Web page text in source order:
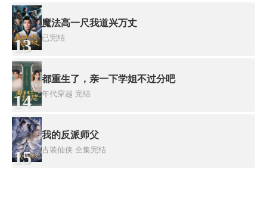
13
魔法高一尺我道兴万丈
已完结
14
都重生了，亲一下学姐不过分吧
年代穿越 完结
15
我的反派师父
古装仙侠 全集完结